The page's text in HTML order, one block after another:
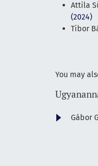
Attila
(2024)
Tibor
You may
Gábor